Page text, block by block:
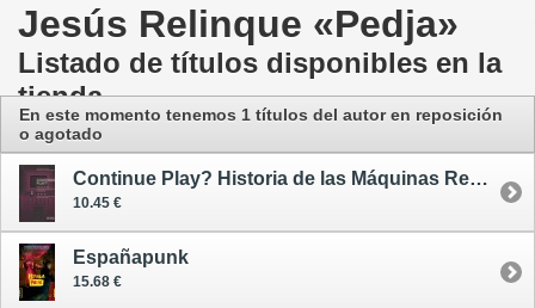
Jesús Relinque «Pedja»
Listado de títulos disponibles en la
tienda
En este momento tenemos 1 títulos del autor en reposición
o agotado
Continue Play? Historia de las Máquinas Recreativas Españolas - oferta
10.45 €
Españapunk
15.68 €